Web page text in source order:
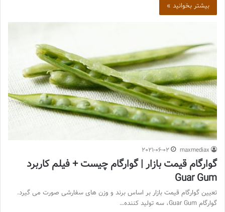
بیشتر بخوانید »
maxmediax
2021-06-02
گوارگام قیمت بازار | گوارگام چیست + فیلم کاربرد
Guar Gum
تعیین گوارگام قیمت بازار بر اساس برند و وزن های سفارشی صورت می گیرد.
گوارگام Guar Gum، سه تولید کننده…